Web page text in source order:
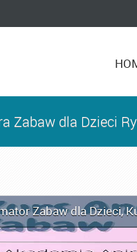
Zabaw dla Dzieci
Zabaw dla Dzieci,